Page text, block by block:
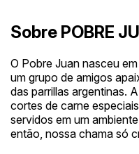
Sobre POBRE
O Pobre Juan nasceu
um grupo de amigos
das parrillas argentinas.
cortes de carne
servidos em um
então, nossa chama só